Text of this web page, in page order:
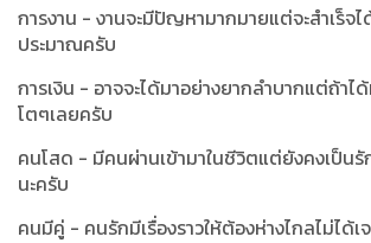
การงาน - งานจะมีปัญหามากมายแต่จะสำเร็จ
ประมาณครับ
การเงิน - อาจจะได้มาอย่างยากลำบากแต่ถ้าไ
โตๆเลยครับ
คนโสด - มีคนผ่านเข้ามาในชีวิตแต่ยังคงเป็น
นะครับ
คนมีคู่ - คนรักมีเรื่องราวให้ต้องห่างไกลไม่ได้